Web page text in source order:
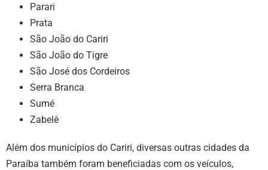
Parari
Prata
São João do Cariri
São João do Tigre
São José dos Cordeiros
Serra Branca
Sumé
Zabelê
Além dos municípios do Cariri, diversas outras cidades da
Paraíba também foram beneficiadas com os veículos,